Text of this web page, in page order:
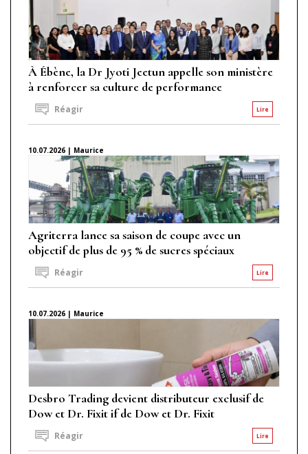
À Ébène, la Dr Jyoti Jeetun appelle son ministère
à renforcer sa culture de performance
Lire
Réagir
10.07.2026 | Maurice
Agriterra lance sa saison de coupe avec un
objectif de plus de 95 % de sucres spéciaux
Lire
Réagir
10.07.2026 | Maurice
Desbro Trading devient distributeur exclusif de
Dow et Dr. Fixit if de Dow et Dr. Fixit
Lire
Réagir